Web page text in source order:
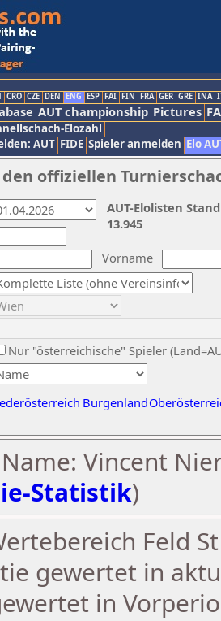
CRO CZE DEN ENG ESP FAI FIN FRA GER GRE INA
AUT championship Pictures
Elozahl
AUT FIDE Spieler anmelden Elo
offiziellen
Vorname
Nur "österreichische" Spieler
Burgenland
AUT-Elolisten
13.945
Vincent
Statistik)
Feld
gewertet in
in